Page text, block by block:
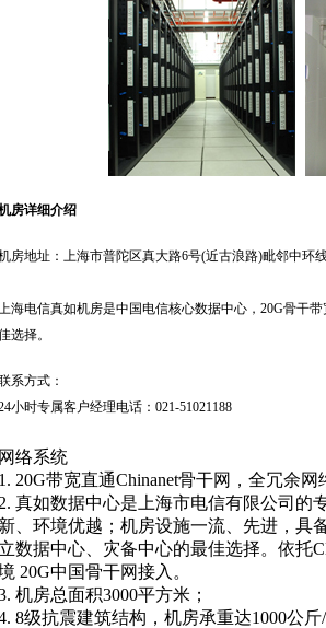
房详细介绍
房地址： 上海市普陀区真大路6号(近古浪路)毗邻中环
海电信真如机房是中国电信核心数据中心，20G骨干
选择。
系方式：
小时专属客户经理电话：021-51021188
网络系统
1. 20G带宽直通Chinanet骨干网，全冗余网
2. 真如数据中心是上海市电信有限公司的
新、环境优越；机房设施一流、先进，具
立数据中心、灾备中心的最佳选择。依托
20G中国骨干网接入。
机房总面积3000平方米；
8级抗震建筑结构，机房承重达1000公斤/